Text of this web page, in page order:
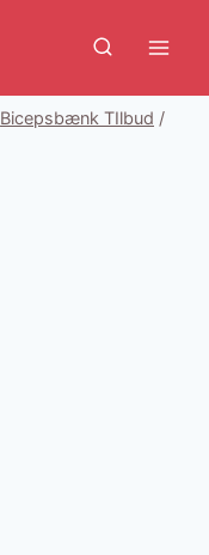
Bicepsbænk TIlbud /